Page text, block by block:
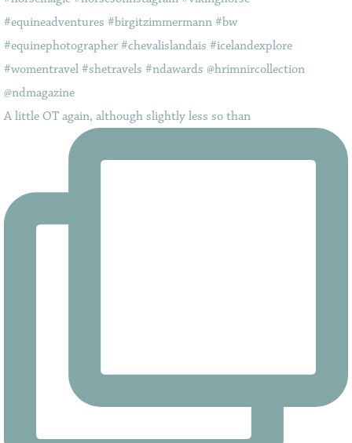
A little OT again, although slightly less so than